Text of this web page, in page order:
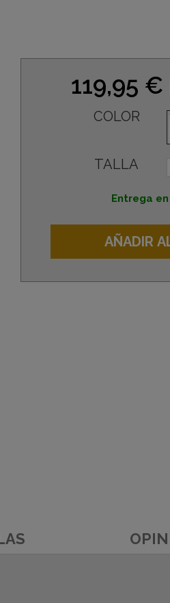
119,95 €
COLOR
TALLA
Entrega
AÑADIR